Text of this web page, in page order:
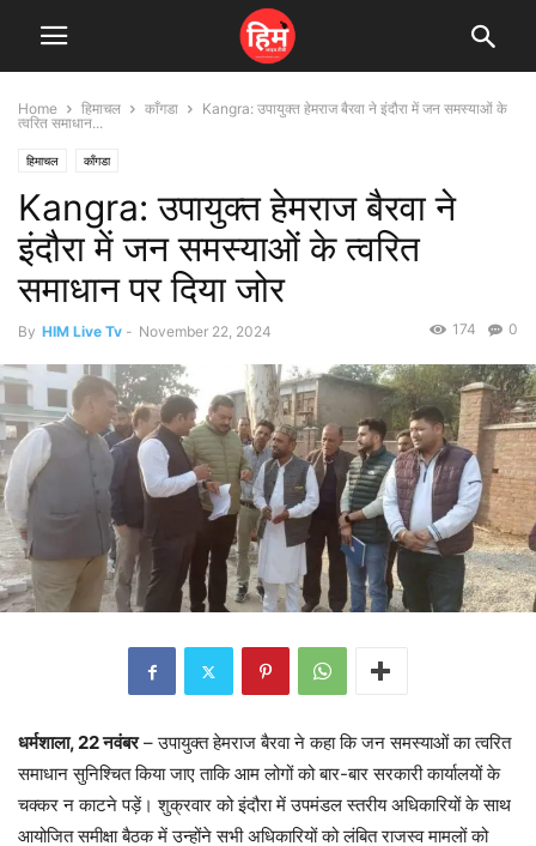
Home हिमाचल काँगडा
Kangra: उपायुक्त हेमराज बैरवा ने इंदौरा में जन समस्याओं के
त्वरित समाधान...
हिमाचल काँगडा
Kangra: उपायुक्त हेमराज बैरवा ने
इंदौरा में जन समस्याओं के त्वरित
समाधान पर दिया जोर
By HIM Live Tv - November 22, 2024 0
174
धर्मशाला, 22 नवंबर– उपायुक्त हेमराज बैरवा ने कहा कि जन समस्याओं का त्वरित
समाधान सुनिश्चित किया जाए ताकि आम लोगों को बार-बार सरकारी कार्यालयों के
चक्कर न काटने पड़ें। शुक्रवार को इंदौरा में उपमंडल स्तरीय अधिकारियों के साथ
आयोजित समीक्षा बैठक में उन्होंने सभी अधिकारियों को लंबित राजस्व मामलों को